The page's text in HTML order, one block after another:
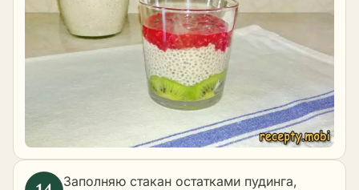
Заполняю стакан остатками пудинга,